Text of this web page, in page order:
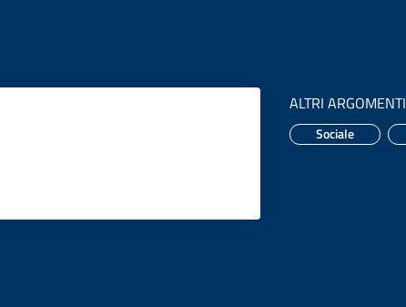
ALTRI ARGOMENTI
Sociale